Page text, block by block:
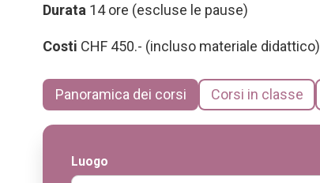
Durata 14 ore (escluse le pause)
Costi CHF 450.- (incluso materiale didattico)
Panoramica dei corsi Corsi in classe
Luogo